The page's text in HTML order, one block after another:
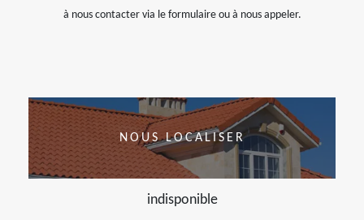
à nous contacter via le formulaire ou à nous appeler.
NOUS LOCALISER
indisponible